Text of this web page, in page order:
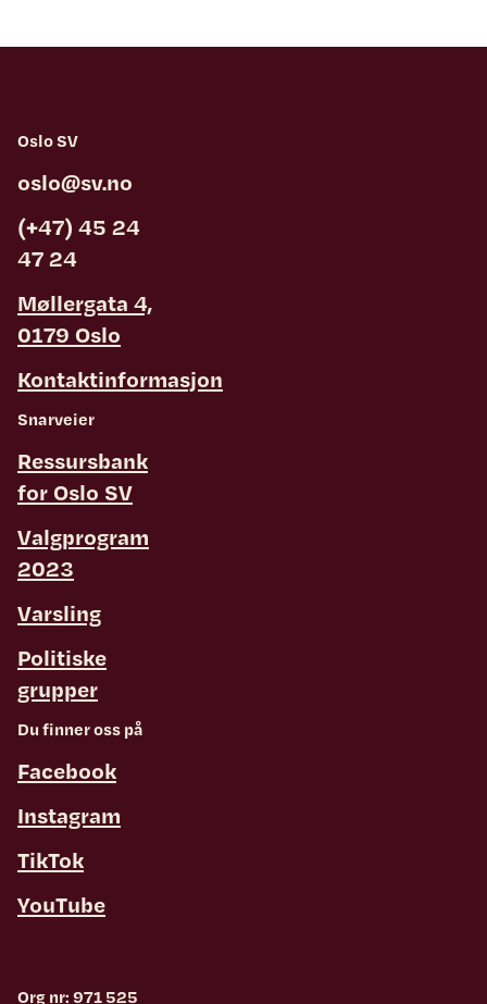
Oslo SV
oslo@sv.no
(+47) 45 24
47 24
Møllergata 4,
0179 Oslo
Kontaktinformasjon
Snarveier
Ressursbank
for Oslo SV
Valgprogram
2023
Varsling
Politiske
grupper
Du finner oss på
Facebook
Instagram
TikTok
YouTube
Org nr: 971 525